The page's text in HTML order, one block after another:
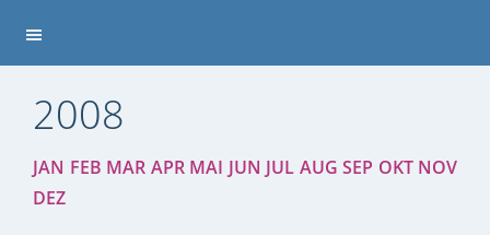
2008
JAN FEB MAR APR MAI JUN JUL AUG SEP OKT NOV
DEZ